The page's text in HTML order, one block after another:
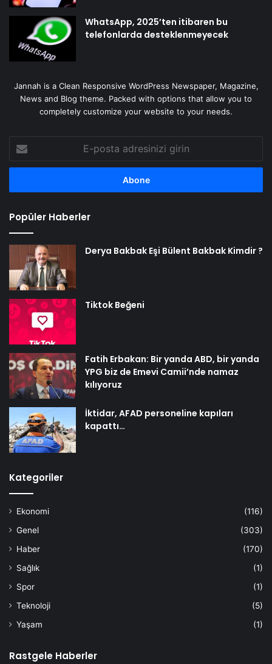
WhatsApp, 2025’ten itibaren bu
telefonlarda desteklenmeyecek
Jannah is a Clean Responsive WordPress Newspaper, Magazine,
News and Blog theme. Packed with options that allow you to
completely customize your website to your needs.
posta
adresinizi
Popüler Haberler
Derya Bakbak Eşi Bülent Bakbak Kimdir ?
Tiktok Beğeni
Fatih Erbakan: Bir yanda ABD, bir yanda
YPG biz de Emevi Camii’nde namaz
kılıyoruz
İktidar, AFAD personeline kapıları
kapattı…
Kategoriler
Ekonomi
(116)
Genel
(303)
Haber
(170)
Sağlık
(1)
Spor
(1)
Teknoloji
(5)
Yaşam
(1)
Rastgele Haberler